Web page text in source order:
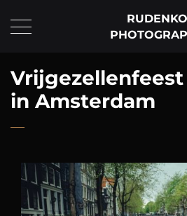
RUDENKO
in Amsterdam